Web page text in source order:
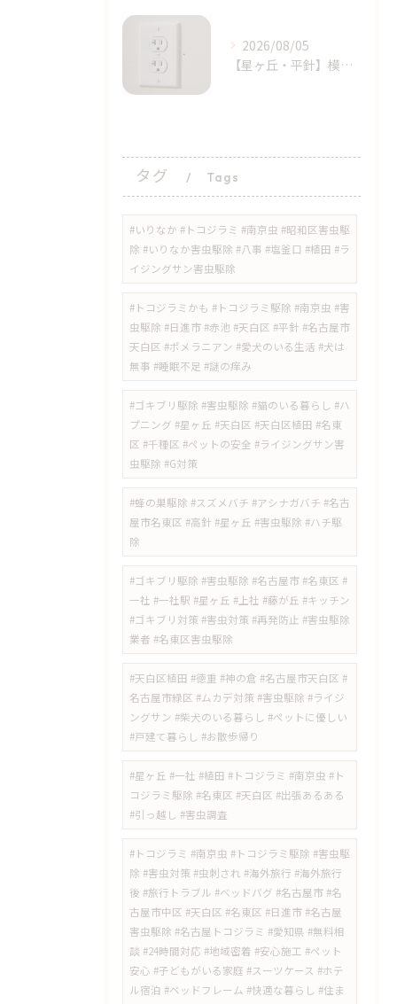
2026/08/05
【星ヶ丘・平針】模様替えで気付いた…コンセントの「消えない黒い点」｜トコジラミのサインかもしれません
タグ Tags
#いりなか #トコジラミ #南京虫 #昭和区害虫駆
除 #いりなか害虫駆除 #八事 #塩釜口 #植田 #ラ
イジングサン害虫駆除
​#トコジラミかも #トコジラミ駆除 #南京虫 #害
虫駆除 #日進市 #赤池 #天白区 #平針 #名古屋市
天白区 #ポメラニアン #愛犬のいる生活 #犬は
無事 #睡眠不足 #謎の痒み
​#ゴキブリ駆除 #害虫駆除 #猫のいる暮らし #ハ
プニング #星ヶ丘 #天白区 #天白区植田 #名東
区 #千種区 #ペットの安全 #ライジングサン害
虫駆除 #G対策
#蜂の巣駆除 #スズメバチ #アシナガバチ #名古
屋市名東区 #高針 #星ヶ丘 #害虫駆除 #ハチ駆
除
#ゴキブリ駆除 #害虫駆除 #名古屋市 #名東区 #
一社 #一社駅 #星ヶ丘 #上社 #藤が丘 #キッチン
#ゴキブリ対策 #害虫対策 #再発防止 #害虫駆除
業者 #名東区害虫駆除
#天白区植田 #徳重 #神の倉 #名古屋市天白区 #
名古屋市緑区 #ムカデ対策 #害虫駆除 #ライジ
ングサン #柴犬のいる暮らし #ペットに優しい
#戸建て暮らし #お散歩帰り
#星ヶ丘 #一社 #植田 #トコジラミ #南京虫 #ト
コジラミ駆除 #名東区 #天白区 #出張あるある
#引っ越し #害虫調査
#トコジラミ #南京虫 #トコジラミ駆除 #害虫駆
除 #害虫対策 #虫刺され #海外旅行 #海外旅行
後 #旅行トラブル #ベッドバグ #名古屋市 #名
古屋市中区 #天白区 #名東区 #日進市 #名古屋
害虫駆除 #名古屋トコジラミ #愛知県 #無料相
談 #24時間対応 #地域密着 #安心施工 #ペット
安心 #子どもがいる家庭 #スーツケース #ホテ
ル宿泊 #ベッドフレーム #快適な暮らし #住ま